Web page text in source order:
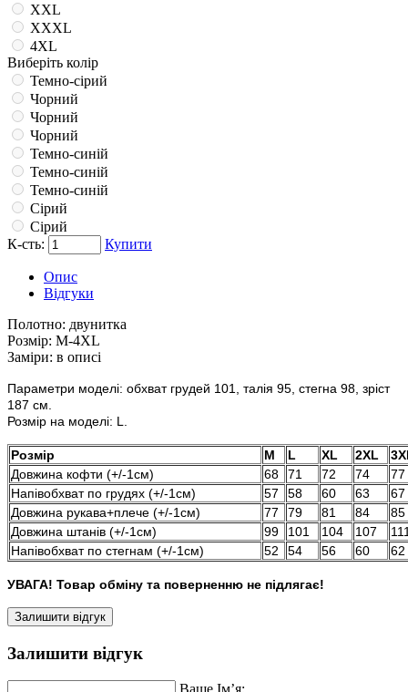
XXL
XXXL
4XL
Виберіть колір
Темно-сірий
Чорний
Чорний
Чорний
Темно-синій
Темно-синій
Темно-синій
Сірий
Сірий
К-сть:
Купити
Опис
Відгуки
Полотно: двунитка
Розмір: M-4XL
Заміри: в описі
Параметри моделі: обхват грудей 101, талія 95, стегна 98, зріст
187 см.
Розмір на моделі: L.
Розмір M L XL 2XL
Довжина кофти (+/-1см)
68 71 72 74
77
Напівобхват по грудях (+/-1см)
57 58 60 63
67
Довжина рукава+плече (+/-1см)
77 79 81 84
85
Довжина штанів (+/-1см)
99 101 104 107
Напівобхват по стегнам (+/-1см)
52 54 56 60 62
УВАГА! Товар обміну та поверненню не підлягає!
Залишити відгук
Залишити відгук